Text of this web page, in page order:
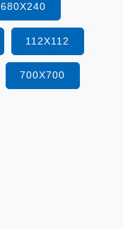
680X240
112X112
700X700